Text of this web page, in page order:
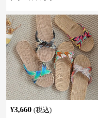
¥3,660 (税込)